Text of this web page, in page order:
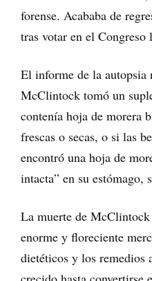
forense. Acababa de
tras votar en el Congreso
El informe de la
McClintock tomó un
contenía hoja de morera
frescas o secas, o si las
encontró una hoja de
intacta” en su estómago,
La muerte de
enorme y floreciente
dietéticos y los remedios